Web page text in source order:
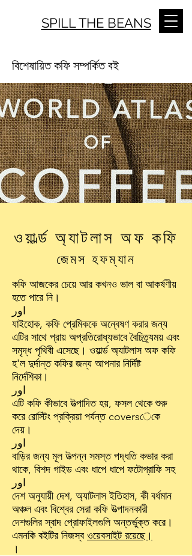
SPILL THE BEANS
ওয়ার্ল্ড অ্যাটলাস অফ কফি
জেমস হফম্যান
কফি আজকের চেয়ে আর কখনও ভাল বা আকর্ষণীয়
হতে পারে নি।
اور
যাইহোক, কফি প্রেমিককে অন্বেষণ করার জন্য
এটির সাথে প্রায় অপ্রতিরোধ্যভাবে বৈচিত্র্যময় এবং
সমৃদ্ধ পৃথিবী এসেছে। ওয়ার্ল্ড অ্যাটলাস অফ কফি
হ'ল দুর্দান্ত কফির জন্য আপনার নির্দিষ্ট
নির্দেশিকা।
اور
এটি কফি কীভাবে উত্পাদিত হয়, ফসল থেকে শুরু
করে রোস্টিং প্রক্রিয়া পর্যন্ত coversেকে
দেয়।
اور
বাড়ির জন্য মূল উত্পন্ন সমস্ত পদ্ধতি কভার করা
থাকে, বিশদ গাইড এবং ধাপে ধাপে ফটোগ্রাফি সহ
اور
দেশ অনুযায়ী দেশ, অ্যাটলাস ইতিহাস, কী বর্ধমান
অঞ্চল এবং বিশ্বের সেরা কফি উত্পাদনকারী
দেশগুলির স্বাদ প্রোফাইলগুলি অন্তর্ভুক্ত করে।
এমনকি বইটির নিজস্বওয়েবসাইট রয়েছে।
।
বিশেষায়িত কফি সম্পর্কিত বই